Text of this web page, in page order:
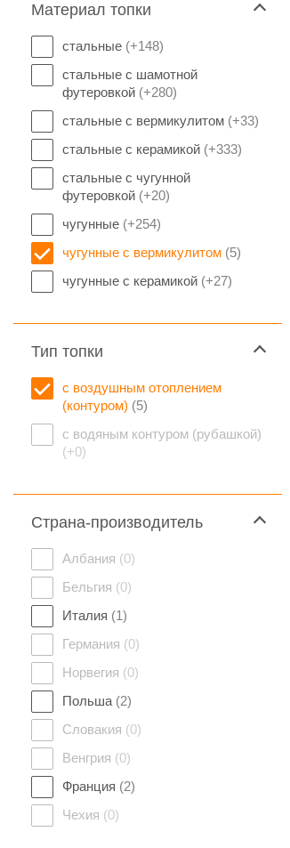
Материал топки
стальные (+148)
стальные с шамотной
футеровкой (+280)
стальные с вермикулитом (+33)
стальные с керамикой (+333)
стальные с чугунной
футеровкой (+20)
чугунные (+254)
чугунные с вермикулитом (5)
чугунные с керамикой (+27)
Тип топки
с воздушным отоплением
(контуром) (5)
с водяным контуром (рубашкой)
(+0)
Страна-производитель
Албания (0)
Бельгия (0)
Италия (1)
Германия (0)
Норвегия (0)
Польша (2)
Словакия (0)
Венгрия (0)
Франция (2)
Чехия (0)